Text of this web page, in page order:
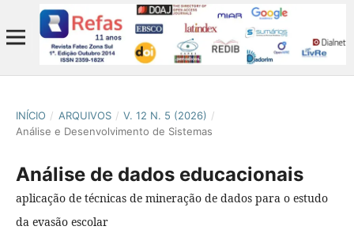
INÍCIO / ARQUIVOS / V. 12 N. 5 (2026) /
Análise e Desenvolvimento de Sistemas
Análise de dados educacionais
aplicação de técnicas de mineração de dados para o estudo
da evasão escolar